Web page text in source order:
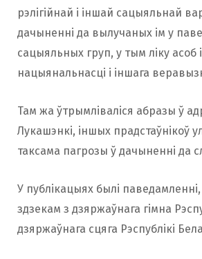
рэлігійнай і іншай сацыяльнай
дачыненні да вылучаных ім у
сацыяльных груп, у тым ліку асоб
нацыянальнасці і іншага
Там жа ўтрымліваліся абразы ў
Лукашэнкі, іншых прадстаўнікоў
таксама пагрозы ў дачыненні да
У публікацыях былі
здзекам з дзяржаўнага гімна
дзяржаўнага сцяга Рэспублікі